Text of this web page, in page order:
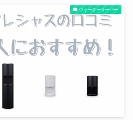
ウォーターサーバー